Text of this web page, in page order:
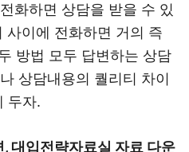
화하면 상담을 받을 수 있
사이에 전화하면 거의 즉
방법 모두 답변하는 상담
상담내용의 퀄리티 차이
두자.
대입전략자료실 자료 다운